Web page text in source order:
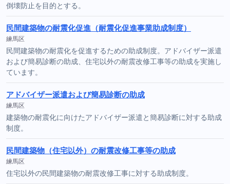
倒壊防止を目的とする。
民間建築物の耐震化促進（耐震化促進事業助成制度）
練馬区
民間建築物の耐震化を促進するための助成制度。アドバイザー派遣
および簡易診断の助成、住宅以外の耐震改修工事等の助成を実施し
ています。
アドバイザー派遣および簡易診断の助成
練馬区
建築物の耐震化に向けたアドバイザー派遣と簡易診断に対する助成
制度。
民間建築物（住宅以外）の耐震改修工事等の助成
練馬区
住宅以外の民間建築物の耐震改修工事に対する助成制度。